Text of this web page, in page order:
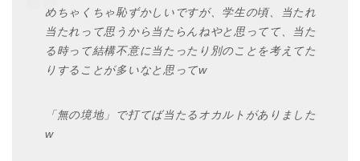
めちゃくちゃ恥ずかしいですが、学生の頃、当たれ
当たれって思うから当たらんねやと思ってて、当た
る時って結構不意に当たったり別のことを考えてた
りすることが多いなと思ってw
「無の境地」で打てば当たるオカルトがありました
w